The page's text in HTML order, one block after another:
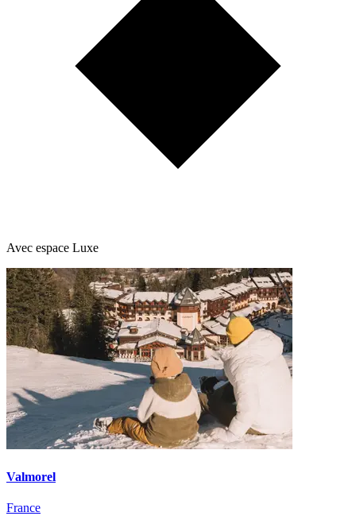
Avec espace Luxe
Valmorel
France